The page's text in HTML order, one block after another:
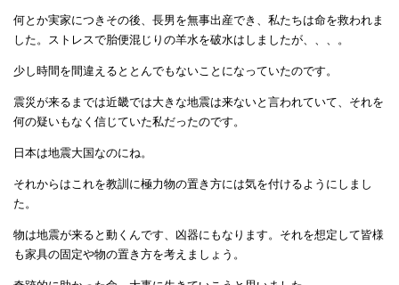
何とか実家につきその後、長男を無事出産でき、私たちは命を救われま
した。ストレスで胎便混じりの羊水を破水はしましたが、、、。
少し時間を間違えるととんでもないことになっていたのです。
震災が来るまでは近畿では大きな地震は来ないと言われていて、それを
何の疑いもなく信じていた私だったのです。
日本は地震大国なのにね。
それからはこれを教訓に極力物の置き方には気を付けるようにしまし
た。
物は地震が来ると動くんです、凶器にもなります。それを想定して皆様
も家具の固定や物の置き方を考えましょう。